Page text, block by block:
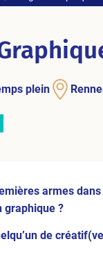
plein
armes
graphique ?
de